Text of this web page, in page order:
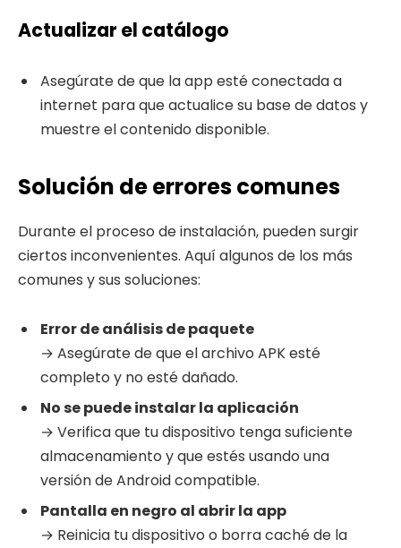
Actualizar el catálogo
Asegúrate de que la app esté conectada a
internet para que actualice su base de datos y
muestre el contenido disponible.
Solución de errores comunes
Durante el proceso de instalación, pueden surgir
ciertos inconvenientes. Aquí algunos de los más
comunes y sus soluciones:
Error de análisis de paquete
→ Asegúrate de que el archivo APK esté
completo y no esté dañado.
No se puede instalar la aplicación
→ Verifica que tu dispositivo tenga suficiente
almacenamiento y que estés usando una
versión de Android compatible.
Pantalla en negro al abrir la app
→ Reinicia tu dispositivo o borra caché de la